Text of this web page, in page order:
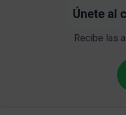
Únete al
Recibe las